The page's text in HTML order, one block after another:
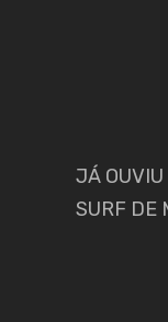
JÁ OUVIU
SURF DE